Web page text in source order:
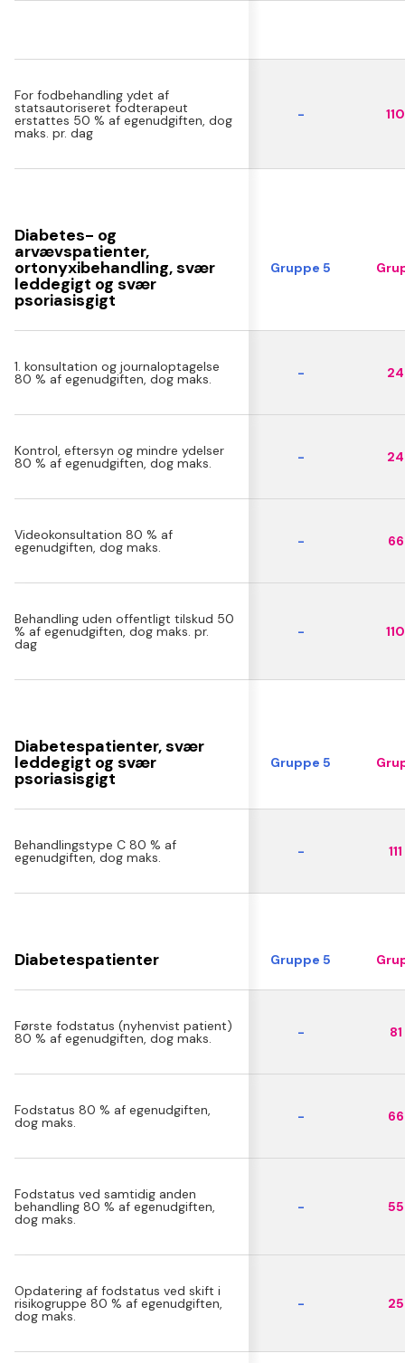
For fodbehandling ydet af
statsautoriseret fodterapeut
erstattes 50 % af egenudgiften, dog
maks. pr. dag
-
Diabetes- og
arvævspatienter,
ortonyxibehandling, svær
leddegigt og svær
psoriasisgigt
Gruppe 5
1. konsultation og journaloptagelse
80 % af egenudgiften, dog maks. -
Kontrol, eftersyn og mindre ydelser
80 % af egenudgiften, dog maks. -
Videokonsultation 80 % af
egenudgiften, dog maks. -
Behandling uden offentligt tilskud 50
% af egenudgiften, dog maks. pr.
dag
-
Diabetespatienter, svær
leddegigt og svær
psoriasisgigt
Gruppe 5
Behandlingstype C 80 % af
egenudgiften, dog maks. -
Diabetespatienter Gruppe 5
Første fodstatus (nyhenvist patient)
80 % af egenudgiften, dog maks. -
Fodstatus 80 % af egenudgiften,
dog maks. -
Fodstatus ved samtidig anden
behandling 80 % af egenudgiften,
dog maks.
-
Opdatering af fodstatus ved skift i
risikogruppe 80 % af egenudgiften,
dog maks.
-